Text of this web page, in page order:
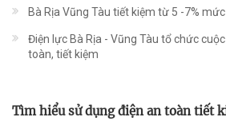
Bà Rịa Vũng Tàu tiết kiệm từ 5 -7%
Điện lực Bà Rịa - Vũng Tàu tổ chức
toàn, tiết kiệm
Tìm hiểu sử dụng điện an toàn tiết